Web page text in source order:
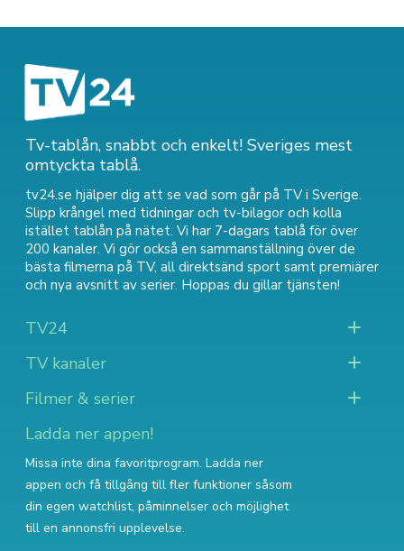
Tv-tablån, snabbt och enkelt! Sveriges mest
omtyckta tablå.
tv24.se hjälper dig att se vad som går på TV i Sverige.
Slipp krångel med tidningar och tv-bilagor och kolla
istället tablån på nätet. Vi har 7-dagars tablå för över
200 kanaler. Vi gör också en sammanställning över de
bästa filmerna på TV, all direktsänd sport samt premiärer
och nya avsnitt av serier. Hoppas du gillar tjänsten!
TV24
TV kanaler
Filmer & serier
Ladda ner appen!
Missa inte dina favoritprogram. Ladda ner
appen och få tillgång till fler funktioner såsom
din egen watchlist, påminnelser och möjlighet
till en annonsfri upplevelse.